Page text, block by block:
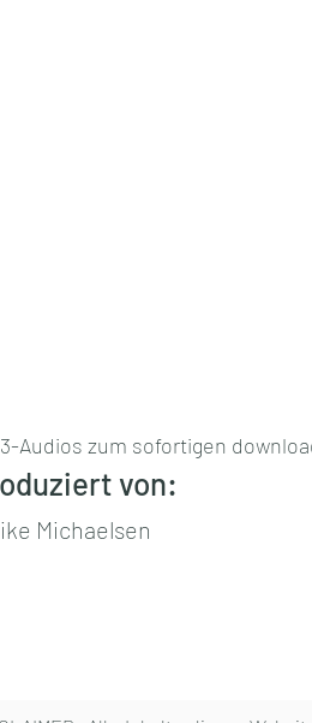
Audios zum sofortigen
von:
Michaelsen